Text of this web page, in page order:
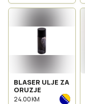
BLASER ULJE ZA
ORUZJE
24.00 KM